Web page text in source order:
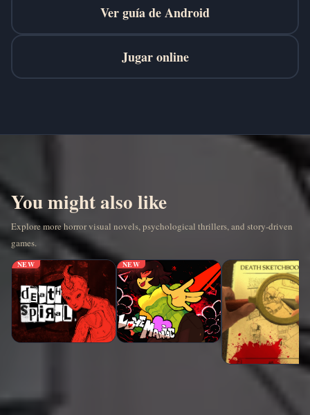
Ver guía de Android
Jugar online
You might also like
Explore more horror visual novels, psychological thrillers, and story-driven
games.
NEW NEW